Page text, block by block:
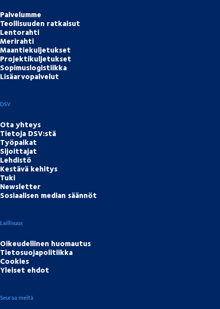
Palvelumme
Teollisuuden ratkaisut
Lentorahti
Merirahti
Maantiekuljetukset
Projektikuljetukset
Sopimuslogistiikka
Lisäarvopalvelut
DSV
Ota yhteys
Tietoja DSV:stä
Työpaikat
Sijoittajat
Lehdistö
Kestävä kehitys
Tuki
Newsletter
Sosiaalisen median säännöt
Laillisuus
Oikeudellinen huomautus
Tietosuojapolitiikka
Cookies
Yleiset ehdot
Seuraa meitä